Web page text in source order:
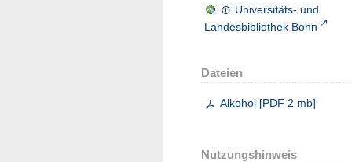
Universitäts- und
Landesbibliothek Bonn
Dateien
Alkohol [PDF 2 mb]
Nutzungshinweis